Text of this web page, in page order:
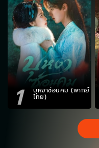
1 บุหงาซ่อนคม (พากย์
ไทย)